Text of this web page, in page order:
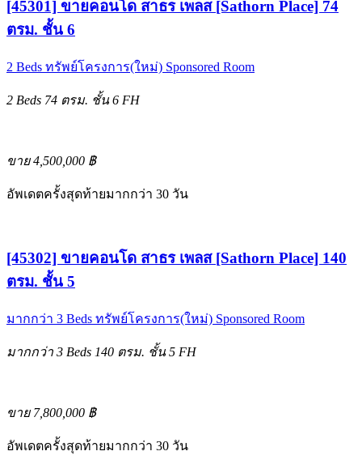
[45301] ขายคอนโด สาธร เพลส [Sathorn Place] 74
ตรม. ชั้น 6
2 Beds ทรัพย์โครงการ(ใหม่) Sponsored Room
2 Beds 74 ตรม. ชั้น 6 FH
ขาย 4,500,000 ฿
อัพเดตครั้งสุดท้ายมากกว่า 30 วัน
[45302] ขายคอนโด สาธร เพลส [Sathorn Place] 140
ตรม. ชั้น 5
มากกว่า 3 Beds ทรัพย์โครงการ(ใหม่) Sponsored Room
มากกว่า 3 Beds 140 ตรม. ชั้น 5 FH
ขาย 7,800,000 ฿
อัพเดตครั้งสุดท้ายมากกว่า 30 วัน